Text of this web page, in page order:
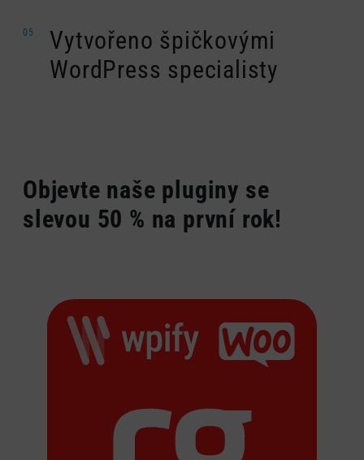
05
Vytvořeno špičkovými
WordPress specialisty
Objevte naše pluginy se
slevou 50 % na první rok!